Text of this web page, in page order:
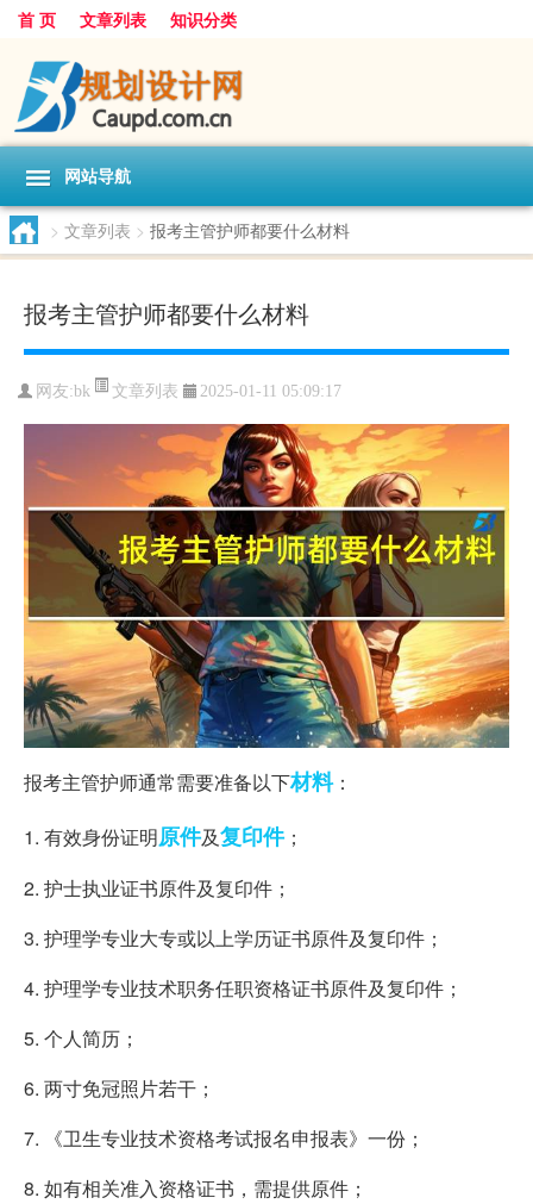
首 页 文章列表 知识分类
网站导航
> 文章列表 > 报考主管护师都要什么材料
报考主管护师都要什么材料
网友:bk 文章列表 2025-01-11 05:09:17
报考主管护师通常需要准备以下材料：
1. 有效身份证明原件及复印件；
2. 护士执业证书原件及复印件；
3. 护理学专业大专或以上学历证书原件及复印件；
4. 护理学专业技术职务任职资格证书原件及复印件；
5. 个人简历；
6. 两寸免冠照片若干；
7. 《卫生专业技术资格考试报名申报表》一份；
8. 如有相关准入资格证书，需提供原件；